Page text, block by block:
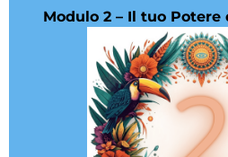
Modulo 2 – Il tuo